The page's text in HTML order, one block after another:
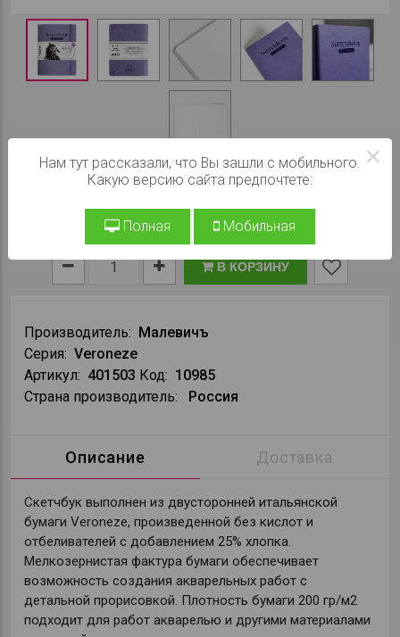
Цвет обложки
При заказе на сайте:640 ₽
В КОРЗИНУ
Производитель: Малевичъ
Серия: Veroneze
Артикул: 401503 Код: 10985
Страна производитель:
Россия
Описание Доставка
Скетчбук выполнен из двусторонней итальянской
бумаги Veroneze, произведенной без кислот и
отбеливателей с добавлением 25% хлопка.
Мелкозернистая фактура бумаги обеспечивает
возможность создания акварельных работ с
детальной прорисовкой. Плотность бумаги 200 гр/м2
подходит для работ акварелью и другими материалами
×
Нам тут рассказали, что Вы зашли с мобильного.
Какую версию сайта предпочтете:
Полная Мобильная